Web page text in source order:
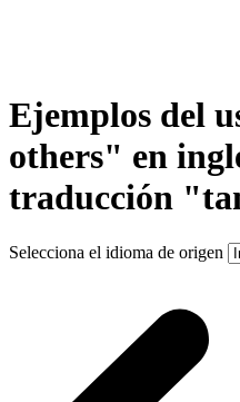
Ejemplos del
others" en
traducción
Selecciona el idioma de origen